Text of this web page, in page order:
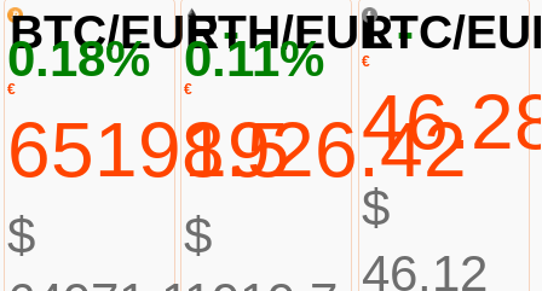
BTC/EUR-
0.18%
€
65198.5
$
ETH/EUR-
0.11%
€
1926.42
$
LTC/
€
$
46.12